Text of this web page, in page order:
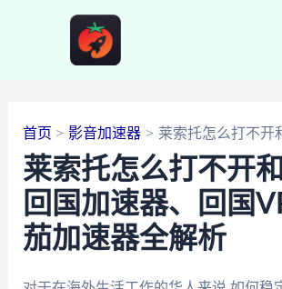
首页 影音加速器 莱索托怎么打不开
莱索托怎么打不开和
回国加速器、回国
茄加速器全解析